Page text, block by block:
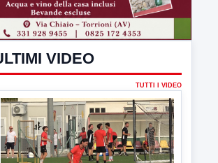
▶
7 AGOSTO 2026 SPORT BENEVENTO
Benevento Calcio: Le scelte di
Floro Flores per il debutto di Coppa